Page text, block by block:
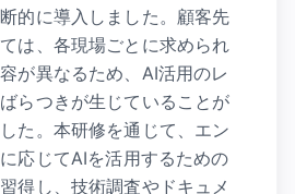
的に導入しました。顧客先
は、各現場ごとに求められ
が異なるため、AI活用のレ
らつきが生じていることが
た。本研修を通じて、エン
応じてAIを活用するための
得し、技術調査やドキュメ